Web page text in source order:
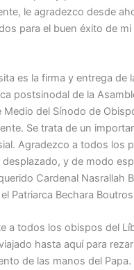
le agradezco desde
para el buen éxito de mi
es la firma y entrega de
postsinodal de la
Medio del Sínodo de
Se trata de un
Agradezco a todos los
y de modo
Cardenal Nasrallah
Patriarca Bechara Boutros
a todos los obispos del
hasta aquí para
de las manos del Papa.